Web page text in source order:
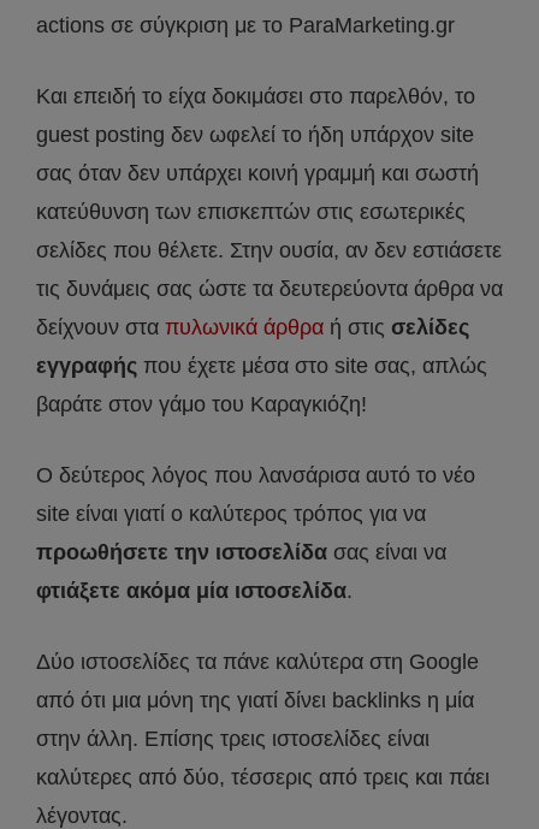
actions σε σύγκριση με το ParaMarketing.gr
Και επειδή το είχα δοκιμάσει στο παρελθόν, το
guest posting δεν ωφελεί το ήδη υπάρχον site
σας όταν δεν υπάρχει κοινή γραμμή και σωστή
κατεύθυνση των επισκεπτών στις εσωτερικές
σελίδες που θέλετε. Στην ουσία, αν δεν εστιάσετε
τις δυνάμεις σας ώστε τα δευτερεύοντα άρθρα να
δείχνουν στα πυλωνικά άρθρα ή στις σελίδες
εγγραφής που έχετε μέσα στο site σας, απλώς
βαράτε στον γάμο του Καραγκιόζη!
Ο δεύτερος λόγος που λανσάρισα αυτό το νέο
site είναι γιατί ο καλύτερος τρόπος για να
προωθήσετε την ιστοσελίδα σας είναι να
φτιάξετε ακόμα μία ιστοσελίδα.
Δύο ιστοσελίδες τα πάνε καλύτερα στη Google
από ότι μια μόνη της γιατί δίνει backlinks η μία
στην άλλη. Επίσης τρεις ιστοσελίδες είναι
καλύτερες από δύο, τέσσερις από τρεις και πάει
λέγοντας.